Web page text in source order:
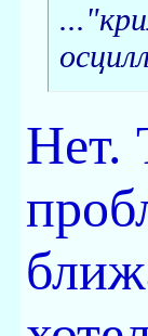
Нет.